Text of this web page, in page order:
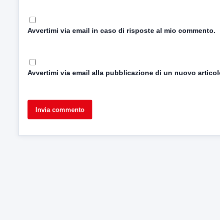
Avvertimi via email in caso di risposte al mio commento.
Avvertimi via email alla pubblicazione di un nuovo